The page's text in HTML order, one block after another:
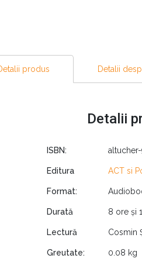
în compania voastră, să
alte ajutoare. Există din ce
din 2008, noutatea fiind
Audiobookul include zeci
cu iniţiativă şi scriitor care îşi
cu fonduri cu capital de risc și
produs Detalii
Detalii
ISBN:
Editura ACT si
Format:
Durată 8 ore și
Lectură Cosmin
Greutate: 0.08 kg